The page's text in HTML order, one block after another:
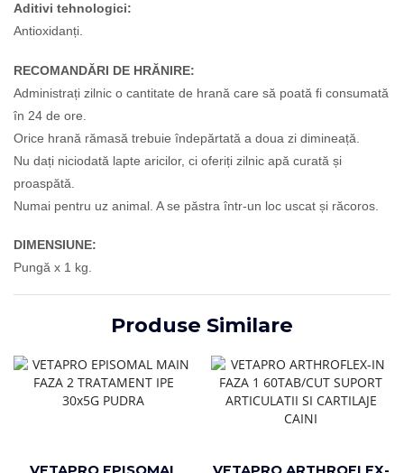
Aditivi tehnologici:
Antioxidanți.
RECOMANDĂRI DE HRĂNIRE:
Administrați zilnic o cantitate de hrană care să poată fi consumată
în 24 de ore.
Orice hrană rămasă trebuie îndepărtată a doua zi dimineață.
Nu dați niciodată lapte aricilor, ci oferiți zilnic apă curată și
proaspătă.
Numai pentru uz animal. A se păstra într-un loc uscat și răcoros.
DIMENSIUNE:
Pungă x 1 kg.
Produse Similare